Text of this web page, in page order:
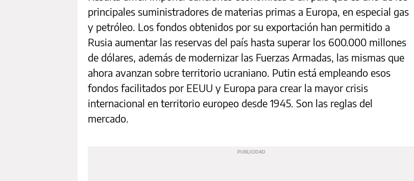
principales suministradores de materias primas a Europa, en especial gas
y petróleo. Los fondos obtenidos por su exportación han permitido a
Rusia aumentar las reservas del país hasta superar los 600.000 millones
de dólares, además de modernizar las Fuerzas Armadas, las mismas que
ahora avanzan sobre territorio ucraniano. Putin está empleando esos
fondos facilitados por EEUU y Europa para crear la mayor crisis
internacional en territorio europeo desde 1945. Son las reglas del
mercado.